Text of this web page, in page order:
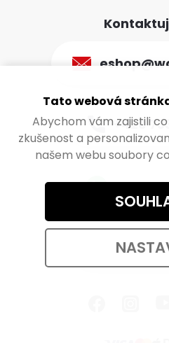
Tato webová
Abychom vám zajistili
zkušenost a
našem webu soubory
+420
+420
Otevřít